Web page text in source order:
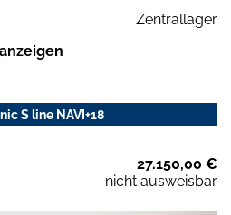
Zentrallager
S line NAVI+18
27.150,00 €
nicht ausweisbar